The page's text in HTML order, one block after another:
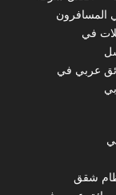
المسافرون
في
عربي في
شقق